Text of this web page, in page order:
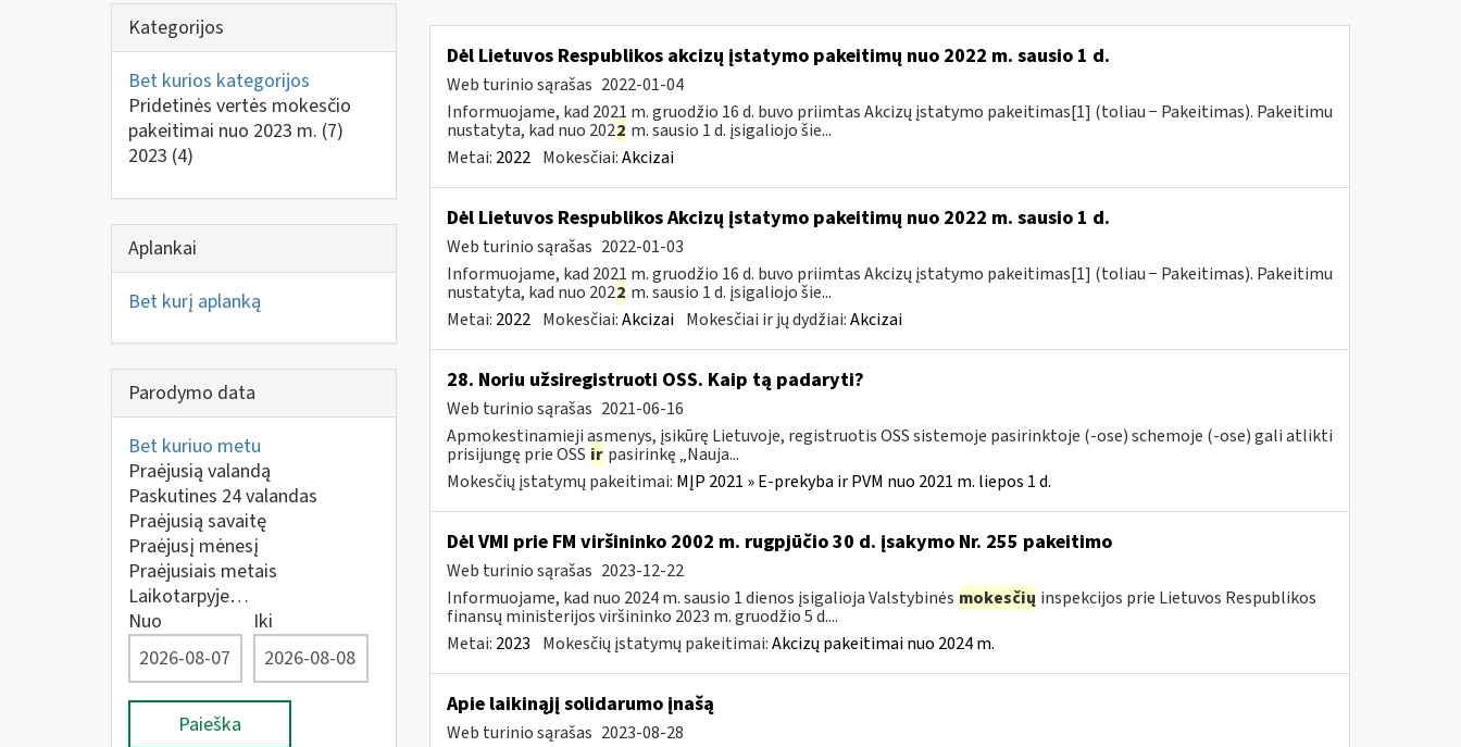
Kategorijos
Bet kurios kategorijos
Pridetinės vertės mokesčio
pakeitimai nuo 2023 m. (7)
2023 (4)
Aplankai
Bet kurį aplanką
Parodymo data
Bet kuriuo metu
Praėjusią valandą
Paskutines 24 valandas
Praėjusią savaitę
Praėjusį mėnesį
Praėjusiais metais
Laikotarpyje…
Nuo
Iki
Paieška
Dėl Lietuvos Respublikos akcizų įstatymo pakeitimų nuo 2022 m. sausio 1 d.
Web turinio sąrašas 2022-01-04
Informuojame, kad 2021 m. gruodžio 16 d. buvo priimtas Akcizų įstatymo pakeitimas[1] (toliau − Pakeitimas). Pakeitimu
nustatyta, kad nuo 2022 m. sausio 1 d. įsigaliojo šie...
Metai: 2022 Mokesčiai:Akcizai
Dėl Lietuvos Respublikos Akcizų įstatymo pakeitimų nuo 2022 m. sausio 1 d.
Web turinio sąrašas 2022-01-03
Informuojame, kad 2021 m. gruodžio 16 d. buvo priimtas Akcizų įstatymo pakeitimas[1] (toliau − Pakeitimas). Pakeitimu
nustatyta, kad nuo 2022 m. sausio 1 d. įsigaliojo šie...
Metai: 2022 Mokesčiai:Akcizai Mokesčiai ir jų dydžiai:Akcizai
28. Noriu užsiregistruoti OSS. Kaip tą padaryti?
Web turinio sąrašas 2021-06-16
Apmokestinamieji asmenys, įsikūrę Lietuvoje, registruotis OSS sistemoje pasirinktoje (-ose) schemoje (-ose) gali atlikti
prisijungę prie OSS ir pasirinkę „Nauja...
Mokesčių įstatymų pakeitimai: MĮP 2021 » E-prekyba ir PVM nuo 2021 m. liepos 1 d.
Dėl VMI prie FM viršininko 2002 m. rugpjūčio 30 d. įsakymo Nr. 255 pakeitimo
Web turinio sąrašas 2023-12-22
Informuojame, kad nuo 2024 m. sausio 1 dienos įsigalioja Valstybinės mokesčių inspekcijos prie Lietuvos Respublikos
finansų ministerijos viršininko 2023 m. gruodžio 5 d....
Metai: 2023 Mokesčių įstatymų pakeitimai:Akcizų pakeitimai nuo 2024 m.
Apie laikinąjį solidarumo įnašą
Web turinio sąrašas 2023-08-28